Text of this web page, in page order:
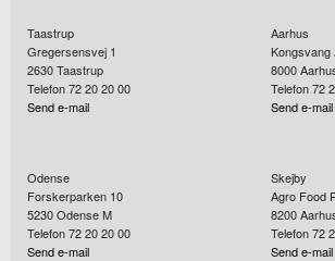
Taastrup
Gregersensvej 1
2630Taastrup
Telefon 72 20 20 00
Send e-mail
Aarhus
Kongsvang
8000
Telefon 72
Send e-mail
Odense
Forskerparken 10
5230Odense M
Telefon 72 20 20 00
Send e-mail
Skejby
Agro Food
8200
Telefon 72
Send e-mail